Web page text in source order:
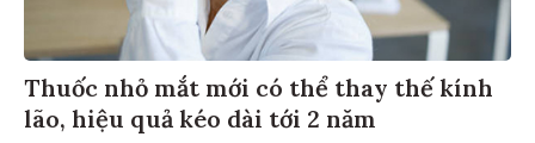
Thuốc nhỏ mắt mới có thể thay thế kính
lão, hiệu quả kéo dài tới 2 năm